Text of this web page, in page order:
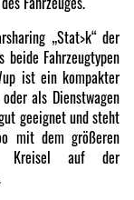
„Stat>k“ der
Fahrzeugtypen
ist ein kompakter
als Dienstwagen
geeignet und steht
mit dem größeren
Kreisel auf der